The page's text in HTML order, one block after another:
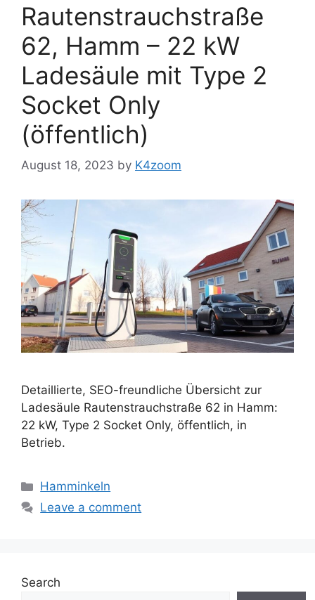
Rautenstrauchstraße
62, Hamm – 22 kW
Ladesäule mit Type 2
Socket Only
(öffentlich)
August 18, 2023 by K4zoom
Detaillierte, SEO-freundliche Übersicht zur
Ladesäule Rautenstrauchstraße 62 in Hamm:
22 kW, Type 2 Socket Only, öffentlich, in
Betrieb.
Categories
Hamminkeln
Leave a comment
Search